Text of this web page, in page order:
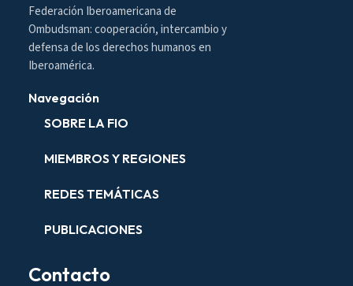
Federación Iberoamericana de
Ombudsman: cooperación, intercambio y
defensa de los derechos humanos en
Iberoamérica.
Navegación
SOBRE LA FIO
MIEMBROS Y REGIONES
REDES TEMÁTICAS
PUBLICACIONES
Contacto